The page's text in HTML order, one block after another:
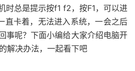
时总是提示按f1 f2，按F1，可以进
直卡着，无法进入系统，一会之后
事呢？下面小编给大家介绍电脑开
解决办法，一起看下吧